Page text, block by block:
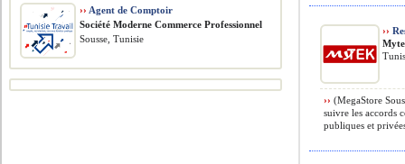
››
›› (MegaStore
suivre les accords
publiques et
›› Agent de Comptoir
Société Moderne Commerce Professionnel
Sousse, Tunisie